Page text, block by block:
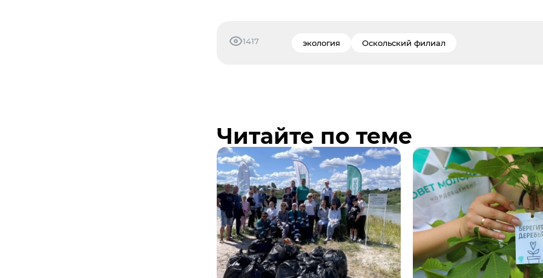
1417 экология Оскольский филиал
Читайте по теме